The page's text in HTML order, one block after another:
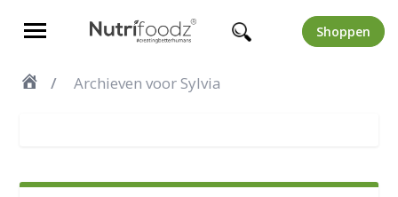
Shoppen
Archieven voor Sylvia